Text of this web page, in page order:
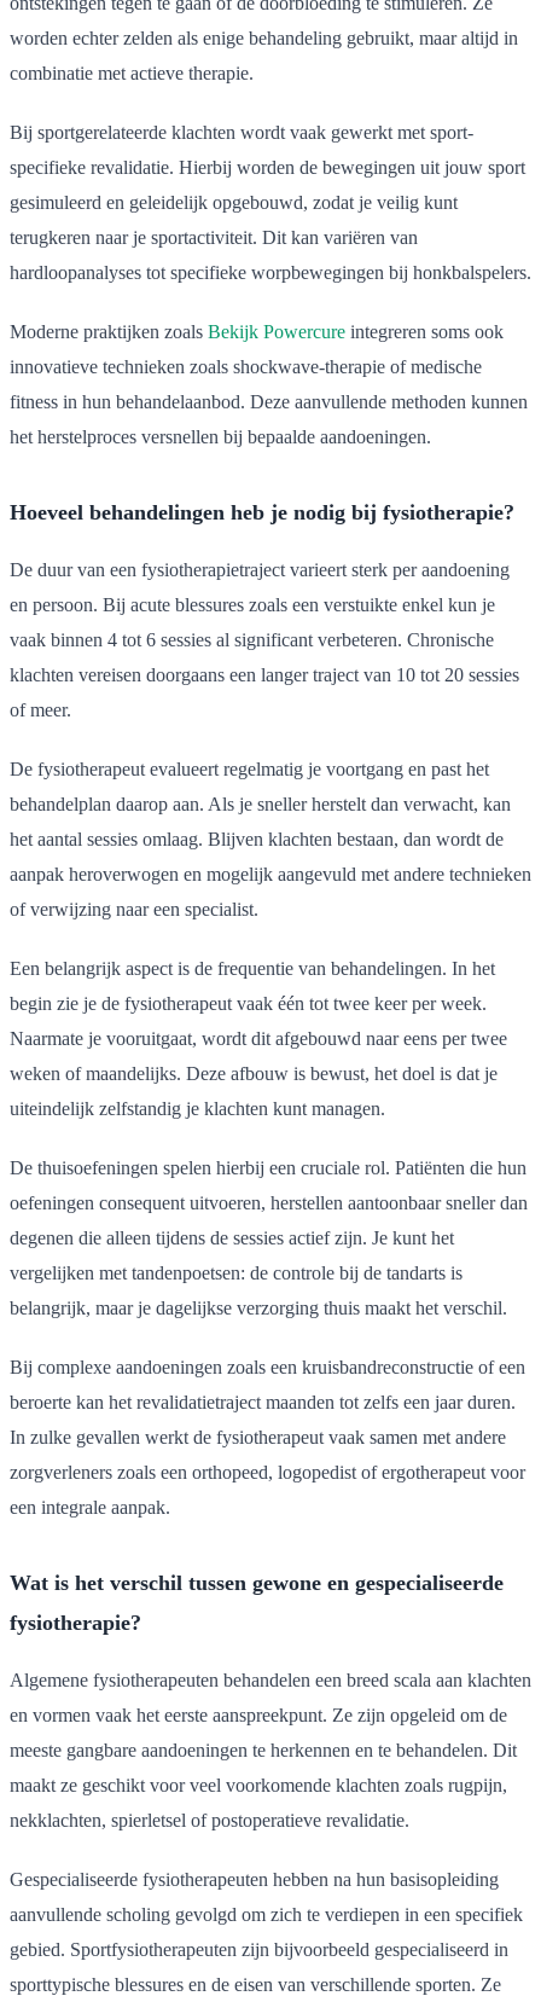
worden echter zelden als enige behandeling gebruikt, maar altijd in
combinatie met actieve therapie.
Bij sportgerelateerde klachten wordt vaak gewerkt met sport-
specifieke revalidatie. Hierbij worden de bewegingen uit jouw sport
gesimuleerd en geleidelijk opgebouwd, zodat je veilig kunt
terugkeren naar je sportactiviteit. Dit kan variëren van
hardloopanalyses tot specifieke worpbewegingen bij honkbalspelers.
Moderne praktijken zoals Bekijk Powercure integreren soms ook
innovatieve technieken zoals shockwave-therapie of medische
fitness in hun behandelaanbod. Deze aanvullende methoden kunnen
het herstelproces versnellen bij bepaalde aandoeningen.
Hoeveel behandelingen heb je nodig bij fysiotherapie?
De duur van een fysiotherapietraject varieert sterk per aandoening
en persoon. Bij acute blessures zoals een verstuikte enkel kun je
vaak binnen 4 tot 6 sessies al significant verbeteren. Chronische
klachten vereisen doorgaans een langer traject van 10 tot 20 sessies
of meer.
De fysiotherapeut evalueert regelmatig je voortgang en past het
behandelplan daarop aan. Als je sneller herstelt dan verwacht, kan
het aantal sessies omlaag. Blijven klachten bestaan, dan wordt de
aanpak heroverwogen en mogelijk aangevuld met andere technieken
of verwijzing naar een specialist.
Een belangrijk aspect is de frequentie van behandelingen. In het
begin zie je de fysiotherapeut vaak één tot twee keer per week.
Naarmate je vooruitgaat, wordt dit afgebouwd naar eens per twee
weken of maandelijks. Deze afbouw is bewust, het doel is dat je
uiteindelijk zelfstandig je klachten kunt managen.
De thuisoefeningen spelen hierbij een cruciale rol. Patiënten die hun
oefeningen consequent uitvoeren, herstellen aantoonbaar sneller dan
degenen die alleen tijdens de sessies actief zijn. Je kunt het
vergelijken met tandenpoetsen: de controle bij de tandarts is
belangrijk, maar je dagelijkse verzorging thuis maakt het verschil.
Bij complexe aandoeningen zoals een kruisbandreconstructie of een
beroerte kan het revalidatietraject maanden tot zelfs een jaar duren.
In zulke gevallen werkt de fysiotherapeut vaak samen met andere
zorgverleners zoals een orthopeed, logopedist of ergotherapeut voor
een integrale aanpak.
Wat is het verschil tussen gewone en gespecialiseerde
fysiotherapie?
Algemene fysiotherapeuten behandelen een breed scala aan klachten
en vormen vaak het eerste aanspreekpunt. Ze zijn opgeleid om de
meeste gangbare aandoeningen te herkennen en te behandelen. Dit
maakt ze geschikt voor veel voorkomende klachten zoals rugpijn,
nekklachten, spierletsel of postoperatieve revalidatie.
Gespecialiseerde fysiotherapeuten hebben na hun basisopleiding
aanvullende scholing gevolgd om zich te verdiepen in een specifiek
gebied. Sportfysiotherapeuten zijn bijvoorbeeld gespecialiseerd in
sporttypische blessures en de eisen van verschillende sporten. Ze